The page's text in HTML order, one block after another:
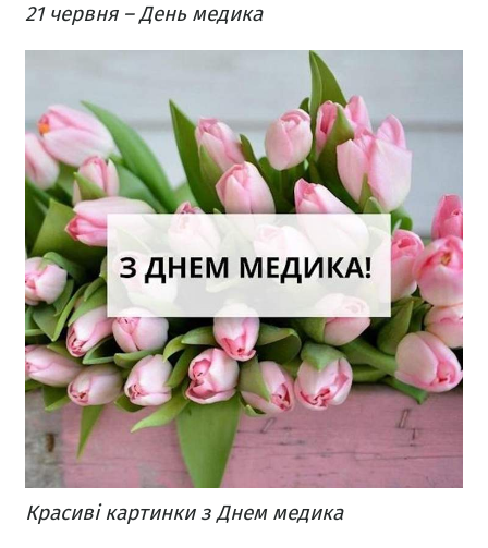
21 червня – День медика
Красиві картинки з Днем медика